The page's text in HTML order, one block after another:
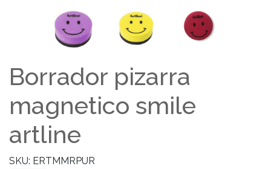
Borrador pizarra
magnetico smile
artline
SKU: ERTMMRPUR